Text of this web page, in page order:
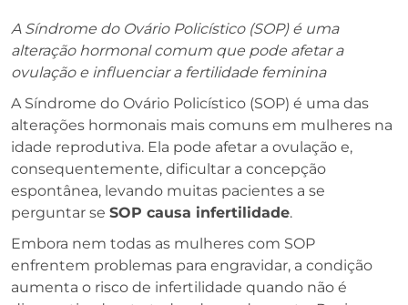
A Síndrome do Ovário Policístico (SOP) é uma
alteração hormonal comum que pode afetar a
ovulação e influenciar a fertilidade feminina
A Síndrome do Ovário Policístico (SOP) é uma das
alterações hormonais mais comuns em mulheres na
idade reprodutiva. Ela pode afetar a ovulação e,
consequentemente, dificultar a concepção
espontânea, levando muitas pacientes a se
perguntar se SOP causa infertilidade.
Embora nem todas as mulheres com SOP
enfrentem problemas para engravidar, a condição
aumenta o risco de infertilidade quando não é